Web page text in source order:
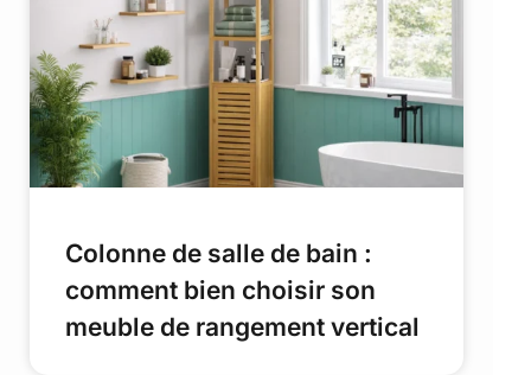
Colonne de salle de bain :
comment bien choisir son
meuble de rangement vertical